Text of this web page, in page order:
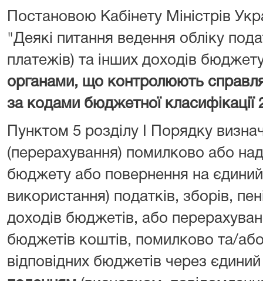
Постановою Кабінету Міністрів
"Деякі питання ведення обліку
платежів) та інших доходів
органами, що контролюють
за кодами бюджетної
Пунктом 5 розділу I Порядку
(перерахування) помилково або
бюджету або повернення на єдиний
використання) податків, зборів,
доходів бюджетів, або
бюджетів коштів, помилково та/
відповідних бюджетів через